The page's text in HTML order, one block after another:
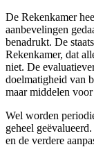
De Rekenkamer
aanbevelingen
benadrukt. De
Rekenkamer, dat
niet. De
doelmatigheid van
maar middelen
Wel worden
geheel
en de verdere